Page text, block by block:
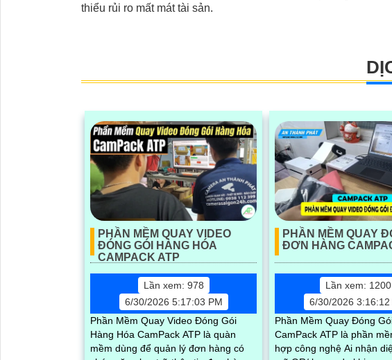
thiểu rủi ro mất mát tài sản.
PHẦN MỀM QUAY VIDEO
ĐÓNG GÓI HÀNG HÓA
CAMPACK ATP
Lần xem: 978
6/30/2026 5:17:03 PM
Phần Mềm Quay Video Đóng Gói
Hàng Hóa CamPack ATP là quàn
mềm dùng để quản lý đơn hàng có
PHẦN MỀM QUAY
ĐƠN HÀNG
Lần xem: 1200
6/30/2026 3:16:12
Phần Mềm Quay Đóng
CamPack ATP là phần
hợp công nghệ Ai nhận